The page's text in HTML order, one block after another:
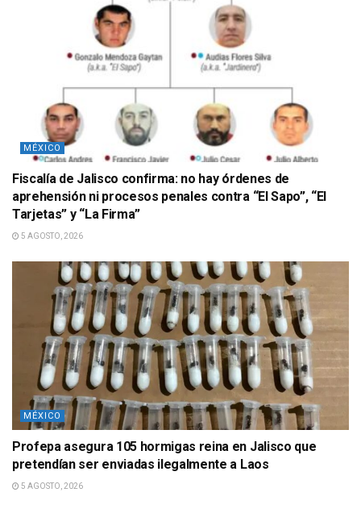
MÉXICO
Fiscalía de Jalisco confirma: no hay órdenes de
aprehensión ni procesos penales contra “El Sapo”, “El
Tarjetas” y “La Firma”
5 AGOSTO, 2026
MÉXICO
Profepa asegura 105 hormigas reina en Jalisco que
pretendían ser enviadas ilegalmente a Laos
5 AGOSTO, 2026